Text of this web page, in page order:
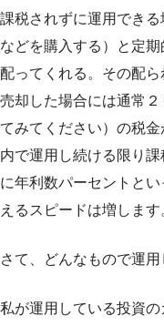
課税されずに運用でき
などを購入する）と定
配ってくれる。その配
売却した場合には通常
てみてください）の税
内で運用し続ける限り
に年利数パーセントと
えるスピードは増しま
さて、どんなもので運
私が運用している投資